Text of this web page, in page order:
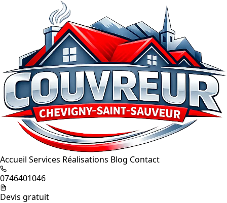
Accueil Services Réalisations Blog Contact
0746401046
Devis gratuit